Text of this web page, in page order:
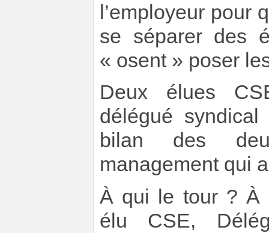
l’employeur pour
se séparer des
« osent » poser
Deux élues
délégué
bilan des
management qui
À qui le tour ? À
élu CSE,